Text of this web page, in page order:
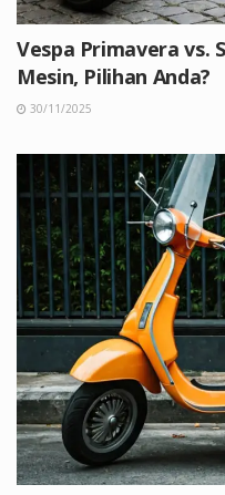
Vespa Primavera vs.
Mesin, Pilihan Anda?
30/11/2025